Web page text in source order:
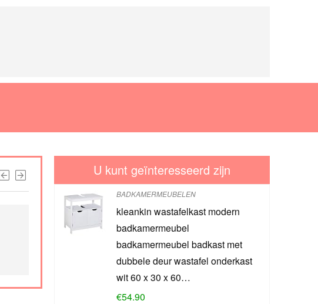
U kunt geïnteresseerd zijn
BADKAMERMEUBELEN
kleankin wastafelkast modern
badkamermeubel
badkamermeubel badkast met
dubbele deur wastafel onderkast
wit 60 x 30 x 60…
€54.90